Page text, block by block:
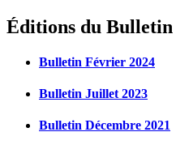
Éditions du Bulletin
Bulletin Février 2024
Bulletin Juillet 2023
Bulletin Décembre 2021